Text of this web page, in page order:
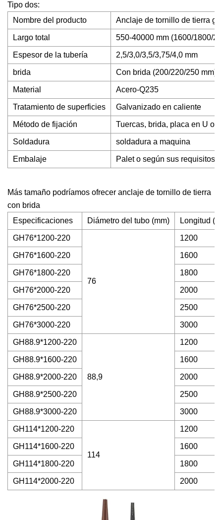
Tipo dos:
Nombre del producto
Anclaje de tornillo de tierra
Largo total 550-40000 mm (1600/1800/
Espesor de la tubería 2,5/3,0/3,5/3,75/4,0 mm
brida Con brida (200/220/250 mm)
Material Acero-Q235
Tratamiento de superficies Galvanizado en caliente
Método de fijación Tuercas, brida, placa en U o
Soldadura soldadura a maquina
Embalaje Palet o según sus requisitos
Más tamaño podríamos ofrecer anclaje de tornillo de tierra
con brida
Especificaciones
Diámetro del tubo (mm) Longitud
GH76*1200-220
76
1200
GH76*1600-220 1600
GH76*1800-220 1800
GH76*2000-220 2000
GH76*2500-220 2500
GH76*3000-220 3000
GH88.9*1200-220
88,9
1200
GH88.9*1600-220 1600
GH88.9*2000-220 2000
GH88.9*2500-220 2500
GH88.9*3000-220 3000
GH114*1200-220
114
1200
GH114*1600-220 1600
GH114*1800-220 1800
GH114*2000-220 2000